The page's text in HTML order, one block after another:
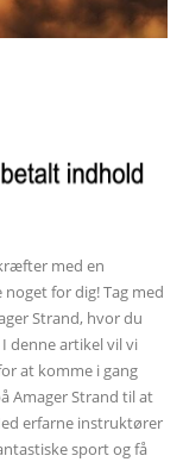
med en
for dig! Tag med
Strand, hvor du
denne artikel vil vi
at komme i gang
Amager Strand til at
erfarne instruktører
sport og få